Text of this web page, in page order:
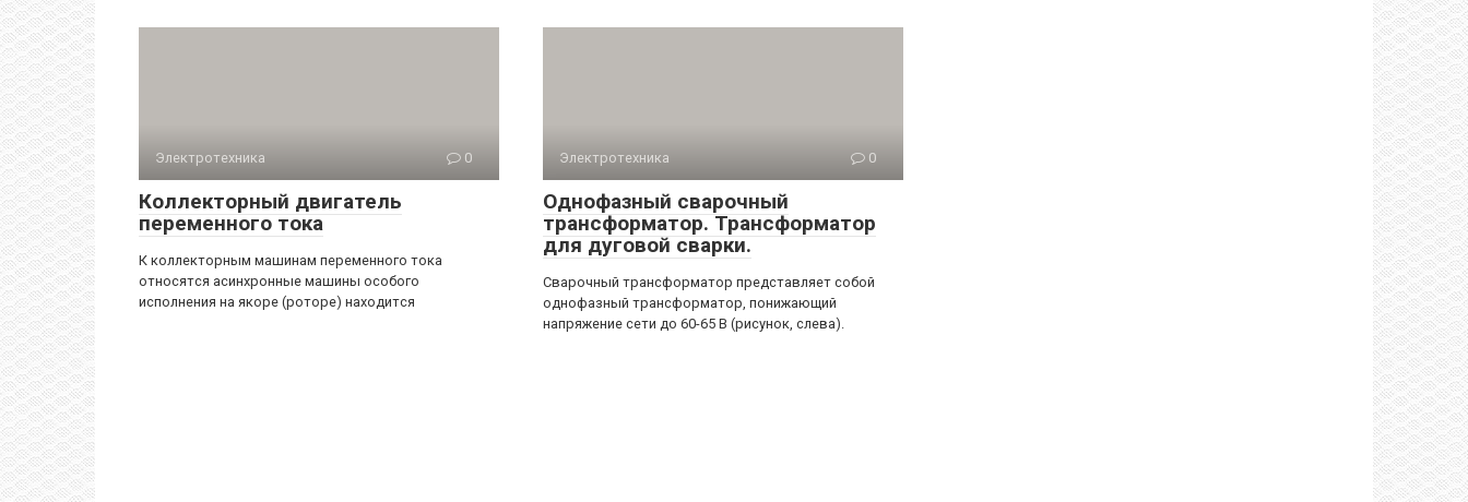
Электротехника 0
Коллекторный двигатель
переменного тока
К коллекторным машинам переменного тока
относятся асинхронные машины особого
исполнения на якоре (роторе) находится
Электротехника 0
Однофазный сварочный
трансформатор. Трансформатор
для дуговой сварки.
Сварочный трансформатор представляет собой
однофазный трансформатор, понижающий
напряжение сети до 60-65 В (рисунок, слева).